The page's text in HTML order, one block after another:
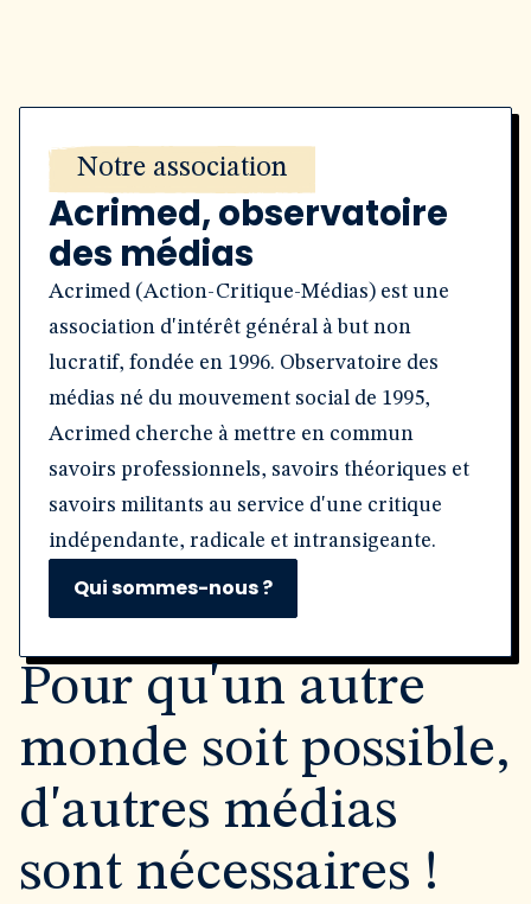
Notre association
Acrimed, observatoire
des médias
Acrimed (Action-Critique-Médias) est une
association d'intérêt général à but non
lucratif, fondée en 1996. Observatoire des
médias né du mouvement social de 1995,
Acrimed cherche à mettre en commun
savoirs professionnels, savoirs théoriques et
savoirs militants au service d'une critique
indépendante, radicale et intransigeante.
Qui sommes-nous ?
Pour qu'un autre
monde soit possible,
d'autres médias
sont nécessaires !